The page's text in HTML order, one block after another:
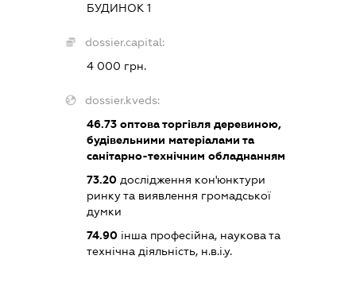
БУДИНОК 1
dossier.capital:
4 000 грн.
dossier.kveds:
46.73 оптова торгівля деревиною,
будівельними матеріалами та
санітарно-технічним обладнанням
73.20 дослідження кон'юнктури
ринку та виявлення громадської
думки
74.90 інша професійна, наукова та
технічна діяльність, н.в.і.у.